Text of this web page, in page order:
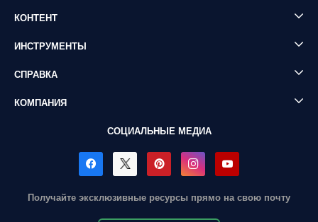
КОНТЕНТ
ИНСТРУМЕНТЫ
СПРАВКА
КОМПАНИЯ
СОЦИАЛЬНЫЕ МЕДИА
Получайте эксклюзивные ресурсы прямо на свою почту